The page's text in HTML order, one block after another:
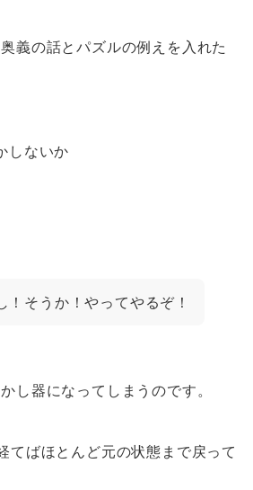
義の話とパズルの例えを入れた
しないか
！そうか！やってやるぞ！
し器になってしまうのです。
てばほとんど元の状態まで戻って